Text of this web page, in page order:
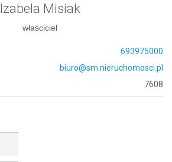
Izabela Misiak
właściciel
693975000
biuro@sm.nieruchomosci.pl
7608